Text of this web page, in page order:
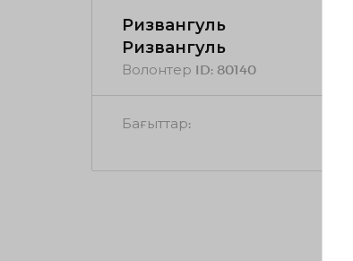
Ризвангуль
Ризвангуль
Волонтер ID: 80140
Бағыттар: